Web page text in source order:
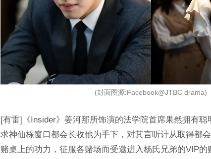
(封面图源:Facebook@JTBC drama)
[有雷]《Insider》姜河那所饰演的法学院首席果然拥有
求神仙栋窗口都会长收他为手下，对其言听计从取得都
赌桌上的功力，征服各赌场而受邀进入杨氏兄弟的VIP